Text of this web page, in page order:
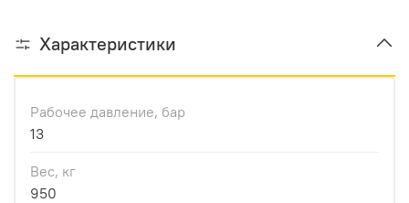
Характеристики
Рабочее давление, бар
13
Вес, кг
950